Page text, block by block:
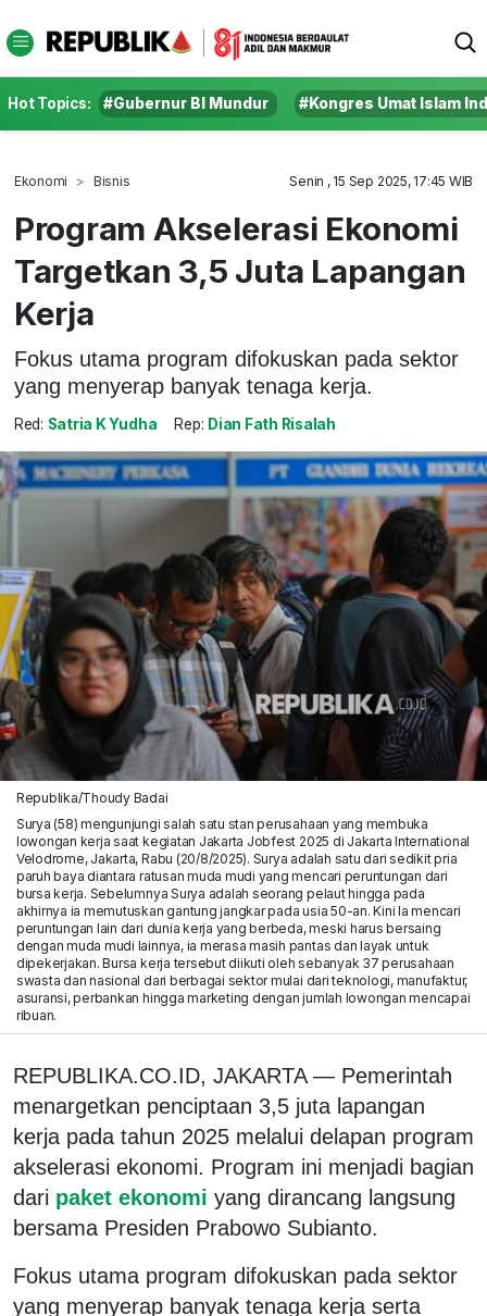
Hot Topics: #Gubernur BI Mundur #Kongres Umat Islam
Ekonomi Bisnis Senin , 15 Sep 2025, 17:45 WIB
Program Akselerasi Ekonomi
Targetkan 3,5 Juta Lapangan
Kerja
Fokus utama program difokuskan pada sektor
yang menyerap banyak tenaga kerja.
Red: Satria K Yudha Rep: Dian Fath Risalah
Republika/Thoudy Badai
Surya (58) mengunjungi salah satu stan perusahaan yang membuka
lowongan kerja saat kegiatan Jakarta Jobfest 2025 di Jakarta International
Velodrome, Jakarta, Rabu (20/8/2025). Surya adalah satu dari sedikit pria
paruh baya diantara ratusan muda mudi yang mencari peruntungan dari
bursa kerja. Sebelumnya Surya adalah seorang pelaut hingga pada
akhirnya ia memutuskan gantung jangkar pada usia 50-an. Kini Ia mencari
peruntungan lain dari dunia kerja yang berbeda, meski harus bersaing
dengan muda mudi lainnya, ia merasa masih pantas dan layak untuk
dipekerjakan. Bursa kerja tersebut diikuti oleh sebanyak 37 perusahaan
swasta dan nasional dari berbagai sektor mulai dari teknologi, manufaktur,
asuransi, perbankan hingga marketing dengan jumlah lowongan mencapai
ribuan.
REPUBLIKA.CO.ID, JAKARTA — Pemerintah
menargetkan penciptaan 3,5 juta lapangan
kerja pada tahun 2025 melalui delapan program
akselerasi ekonomi. Program ini menjadi bagian
dari paket ekonomi yang dirancang langsung
bersama Presiden Prabowo Subianto.
Fokus utama program difokuskan pada sektor
yang menyerap banyak tenaga kerja serta